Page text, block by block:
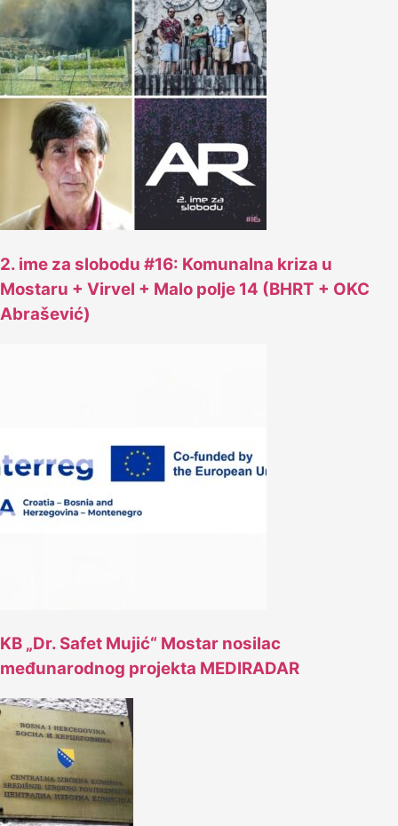
2. ime za slobodu #16: Komunalna kriza u
Mostaru + Virvel + Malo polje 14 (BHRT + OKC
Abrašević)
KB „Dr. Safet Mujić“ Mostar nosilac
međunarodnog projekta MEDIRADAR